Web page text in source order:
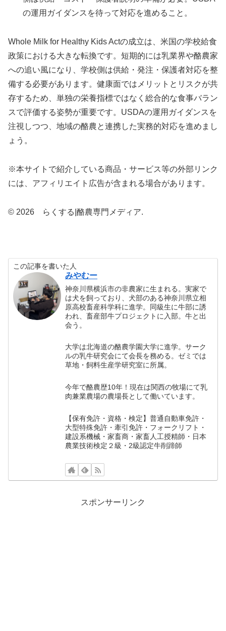
の運用ガイダンスを待って対応を進めること。
Whole Milk for Healthy Kids Actの成立は、米国の学校給食
政策における大きな転換です。短期的には乳業界や酪農家
への追い風になり、学校側は供給・発注・保護者対応を整
備する必要があります。健康面ではメリットとリスクが共
存するため、単独の栄養指標ではなく総合的な食事バラン
スで評価する姿勢が重要です。USDAの運用ガイダンスを
注視しつつ、地域の酪農と連携した実務的対応を進めまし
ょう。
※本サイトで紹介している商品・サービス等の外部リンク
には、アフィリエイト広告が含まれる場合があります。
© 2026 らくする|酪農専門メディア.
この記事を書いた人
みやむー
神奈川県横浜市の非農家に生まれる。実家で
は犬を飼っており、犬部のある神奈川県立相
原高校畜産科学科に進学。同級生に牛部に誘
われ、畜産部牛プロジェクトに入部。牛と出
会う。
大学は北海道の酪農学園大学に進学。サーク
ルの乳牛研究会にて会長を務める。ゼミでは
草地・飼料生産学研究室に所属。
今年で酪農歴10年！現在は関西の牧場にて乳
肉兼業農場の農場長として働いています。
【保有免許・資格・検定】普通自動車免許・
大型特殊免許・牽引免許・フォークリフト・
建設系機械・家畜商・家畜人工授精師・日本
農業技術検定２級・2級認定牛削蹄師
スポンサーリンク